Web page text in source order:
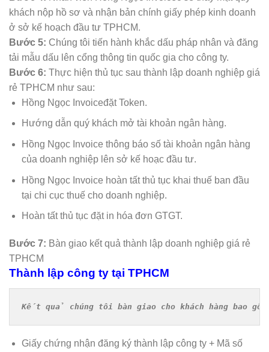
khách nộp hồ sơ và nhận bản chính giấy phép kinh doanh
ở sở kế hoạch đầu tư TPHCM.
Bước 5: Chúng tôi tiến hành khắc dấu pháp nhân và đăng
tải mẫu dấu lên cổng thông tin quốc gia cho công ty.
Bước 6: Thực hiện thủ tục sau thành lập doanh nghiệp giá
rẻ TPHCM như sau:
Hồng Ngọc Invoiceđặt Token.
Hướng dẫn quý khách mở tài khoản ngân hàng.
Hồng Ngọc Invoice thông báo số tài khoản ngân hàng
của doanh nghiệp lên sở kế hoạc đầu tư.
Hồng Ngọc Invoice hoàn tất thủ tục khai thuế ban đầu
tại chi cục thuế cho doanh nghiệp.
Hoàn tất thủ tục đặt in hóa đơn GTGT.
Bước 7: Bàn giao kết quả thành lập doanh nghiệp giá rẻ
TPHCM
Thành lập công ty tại TPHCM
Kết quả chúng tôi bàn giao cho khách hàng bao
Giấy chứng nhận đăng ký thành lập công ty + Mã số